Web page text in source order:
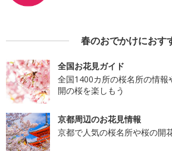
春のおでかけにおす
全国お花見ガイド
全国1400カ所の桜名所の情報
開の桜を楽しもう
京都周辺のお花見情報
京都で人気の桜名所や桜の開